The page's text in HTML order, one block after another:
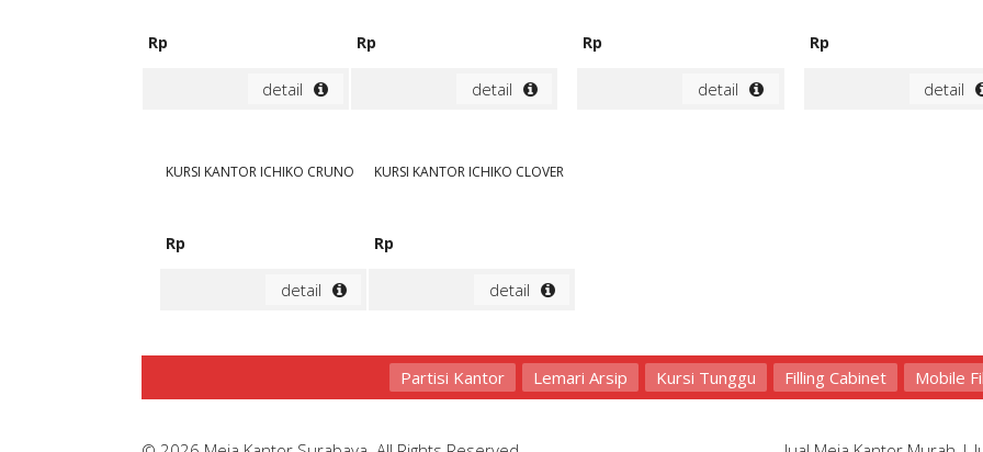
Rp
detail
Rp
detail
Rp
detail
Rp
detail
KURSI KANTOR ICHIKO CRUNO
Rp
detail
KURSI KANTOR ICHIKO CLOVER
Rp
detail
Mobile
Filling Cabinet
Kursi Tunggu
Lemari Arsip
Partisi Kantor